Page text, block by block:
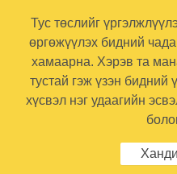
Тус төслийг
өргөжүүлэх бидний
хамаарна. Хэрэв та
тустай гэж үзэн бидний
хүсвэл нэг удаагийн